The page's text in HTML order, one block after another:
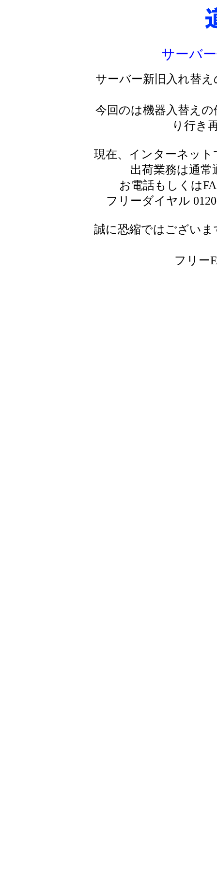
サーバ
サーバー新旧入れ替
今回のは機器入替え
り行き
現在、インターネッ
出荷業務は通
お電話もしくは
フリーダイヤル
誠に恐縮ではござい
フリー